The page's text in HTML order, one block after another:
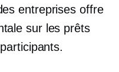
entreprises offre
sur les prêts